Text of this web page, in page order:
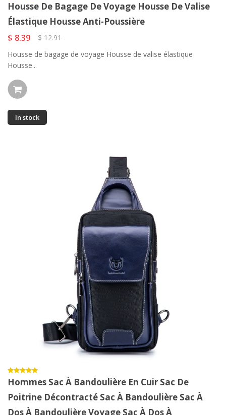
Housse De Bagage De Voyage Housse De Valise
Élastique Housse Anti-Poussière
$ 8.39
$ 12.91
Housse de bagage de voyage Housse de valise élastique
Housse...
In stock
Hommes Sac À Bandoulière En Cuir Sac De
Poitrine Décontracté Sac À Bandoulière Sac À
Dos À Bandoulière Voyage Sac À Dos À